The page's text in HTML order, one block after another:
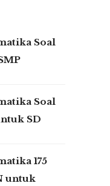
Soal
Soal
SD
175
untuk